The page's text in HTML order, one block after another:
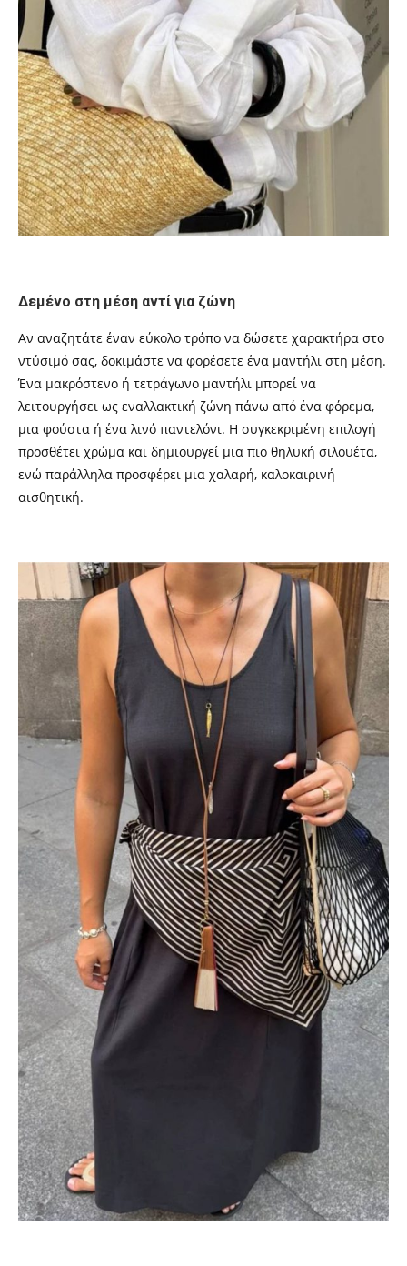
Δεμένο στη μέση αντί για ζώνη
Αν αναζητάτε έναν εύκολο τρόπο να δώσετε χαρακτήρα στο
ντύσιμό σας, δοκιμάστε να φορέσετε ένα μαντήλι στη μέση.
Ένα μακρόστενο ή τετράγωνο μαντήλι μπορεί να
λειτουργήσει ως εναλλακτική ζώνη πάνω από ένα φόρεμα,
μια φούστα ή ένα λινό παντελόνι. Η συγκεκριμένη επιλογή
προσθέτει χρώμα και δημιουργεί μια πιο θηλυκή σιλουέτα,
ενώ παράλληλα προσφέρει μια χαλαρή, καλοκαιρινή
αισθητική.